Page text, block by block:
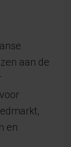
aan de
en